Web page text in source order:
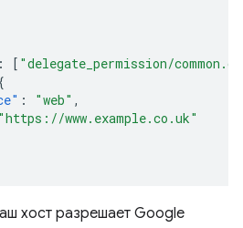
: [ "delegate_permission/
: "web" ,
"https://www.example.co.uk"
хост разрешает Google